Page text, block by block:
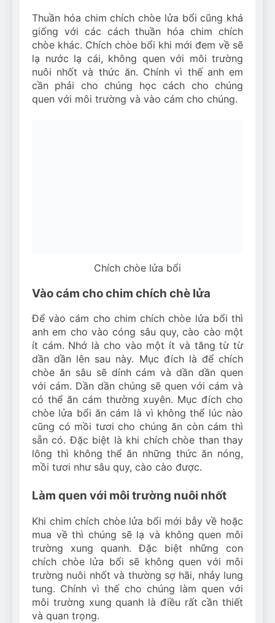
Thuần hóa chim chích chòe lửa bổi cũng khá
giống với các cách thuần hóa chim chích
chòe khác. Chích chòe bổi khi mới đem về sẽ
lạ nước lạ cái, không quen với môi trường
nuôi nhốt và thức ăn. Chính vì thế anh em
cần phải cho chúng học cách cho chúng
quen với môi trường và vào cám cho chúng.
Chích chòe lửa bổi
Vào cám cho chim chích chè lửa
Để vào cám cho chim chích chòe lửa bổi thì
anh em cho vào cóng sâu quy, cào cào một
ít cám. Nhớ là cho vào một ít và tăng từ từ
dần dần lên sau này. Mục đích là để chích
chòe ăn sâu sẽ dính cám và dần dần quen
với cám. Dần dần chúng sẽ quen với cám và
có thể ăn cám thường xuyên. Mục đích cho
chòe lửa bổi ăn cám là vì không thể lúc nào
cũng có mồi tươi cho chúng ăn còn cám thì
sẵn có. Đặc biệt là khi chích chòe than thay
lông thì không thể ăn những thức ăn nóng,
mồi tươi như sâu quy, cào cào được.
Làm quen với môi trường nuôi nhốt
Khi chim chích chòe lửa bổi mới bẫy về hoặc
mua về thì chúng sẽ lạ và không quen môi
trường xung quanh. Đặc biệt những con
chích chòe lửa bổi sẽ không quen với môi
trường nuôi nhốt và thường sợ hãi, nhảy lung
tung. Chính vì thế cho chúng làm quen với
môi trường xung quanh là điều rất cần thiết
và quan trọng.